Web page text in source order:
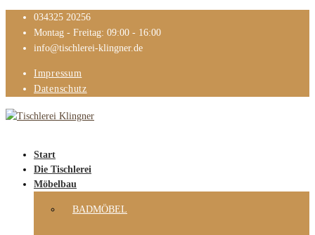
034325 20256
Montag - Freitag: 09:00 - 16:00
info@tischlerei-klingner.de
Impressum
Datenschutz
Start
Die Tischlerei
Möbelbau
BADMÖBEL